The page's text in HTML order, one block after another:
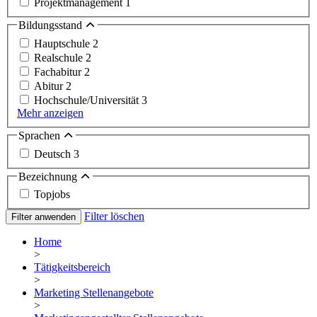
Projektmanagement 1
Bildungsstand
Hauptschule 2
Realschule 2
Fachabitur 2
Abitur 2
Hochschule/Universität 3
Mehr anzeigen
Sprachen
Deutsch 3
Bezeichnung
Topjobs
Filter anwenden Filter löschen
Home
>
Tätigkeitsbereich
>
Marketing Stellenangebote
>